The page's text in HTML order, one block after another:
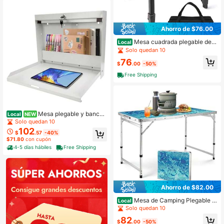
Local NEW Mesa plegable y banco
de trabajo montado en la pared con
cerradura de llave, escritorio flotant
e para espacios pequeños, escritori
o plegable para oficina en casa, est
antería ahorradora de espacio para
Solo quedan 10
$102.57 -40%
$71.80 con cupón
4-5 días hábiles
Free Shipping
Ahorro de $76.00
Local Mesa cuadrada plegable de c
amping con bolsa de transporte, me
sa cuadrada de aluminio ligera y aju
stable para exteriores, camping, pic
Solo quedan 10
$76.00 -50%
Free Shipping
Ahorro de $82.00
Local Mesa de Camping Plegable d
e 4 Pies, Mesa Grande Portátil de Al
uminio con Altura Ajustable, Mesa d
e Picnic Plegable y Ligera con Asa
Solo quedan 10
$82.00 -50%